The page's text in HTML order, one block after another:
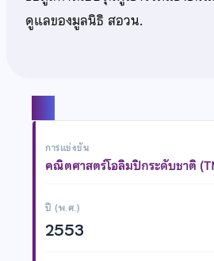
ดูแลของมูลนิธิ สอวน.
การแข่งขัน
คณิตศาสตร์โอลิมปิกระดับชาติ
ปี (พ.ศ.)
2553